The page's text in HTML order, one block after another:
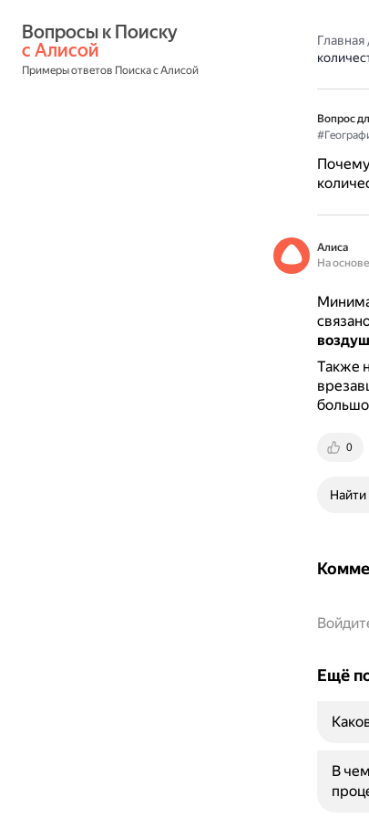
с Алисой
Примеры ответов Поиска с Алисой
Главная
Вопрос
Алиса
На
Также
0
Найти
Ещё
В